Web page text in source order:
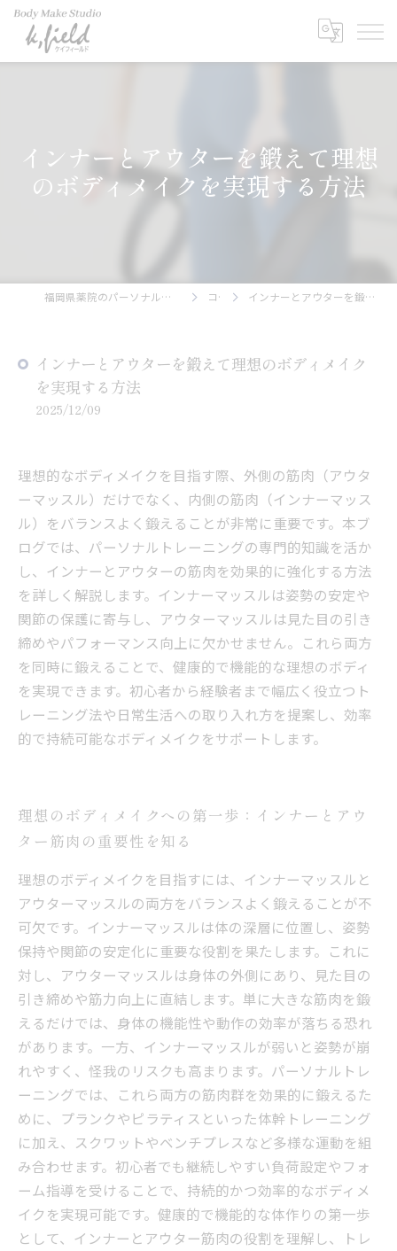
インナーとアウターを鍛えて理想
のボディメイクを実現する方法
福岡県薬院のパーソナルトレーニングならBody Make Studio k.field コラム インナーとアウターを鍛えて理想のボディメイクを実現する方法
インナーとアウターを鍛えて理想のボディメイク
を実現する方法
2025/12/09
理想的なボディメイクを目指す際、外側の筋肉（アウタ
ーマッスル）だけでなく、内側の筋肉（インナーマッス
ル）をバランスよく鍛えることが非常に重要です。本ブ
ログでは、パーソナルトレーニングの専門的知識を活か
し、インナーとアウターの筋肉を効果的に強化する方法
を詳しく解説します。インナーマッスルは姿勢の安定や
関節の保護に寄与し、アウターマッスルは見た目の引き
締めやパフォーマンス向上に欠かせません。これら両方
を同時に鍛えることで、健康的で機能的な理想のボディ
を実現できます。初心者から経験者まで幅広く役立つト
レーニング法や日常生活への取り入れ方を提案し、効率
的で持続可能なボディメイクをサポートします。
理想のボディメイクへの第一歩：インナーとアウ
ター筋肉の重要性を知る
理想のボディメイクを目指すには、インナーマッスルと
アウターマッスルの両方をバランスよく鍛えることが不
可欠です。インナーマッスルは体の深層に位置し、姿勢
保持や関節の安定化に重要な役割を果たします。これに
対し、アウターマッスルは身体の外側にあり、見た目の
引き締めや筋力向上に直結します。単に大きな筋肉を鍛
えるだけでは、身体の機能性や動作の効率が落ちる恐れ
があります。一方、インナーマッスルが弱いと姿勢が崩
れやすく、怪我のリスクも高まります。パーソナルトレ
ーニングでは、これら両方の筋肉群を効果的に鍛えるた
めに、プランクやピラティスといった体幹トレーニング
に加え、スクワットやベンチプレスなど多様な運動を組
み合わせます。初心者でも継続しやすい負荷設定やフォ
ーム指導を受けることで、持続的かつ効率的なボディメ
イクを実現可能です。健康的で機能的な体作りの第一歩
として、インナーとアウター筋肉の役割を理解し、トレ